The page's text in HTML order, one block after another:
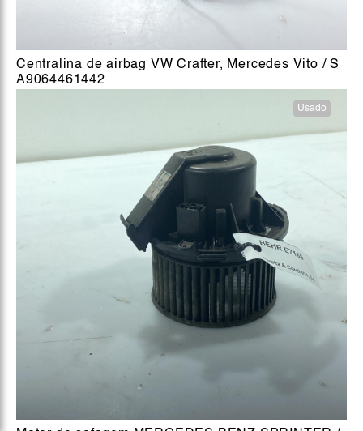
Centralina de airbag VW Crafter, Mercedes Vito / S
A9064461442
Usado